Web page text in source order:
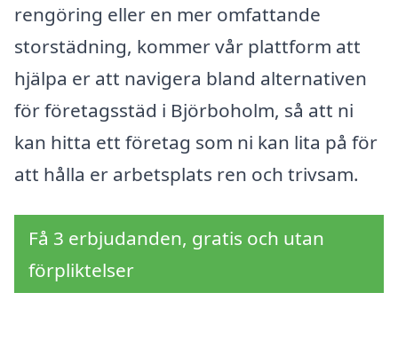
rengöring eller en mer omfattande
storstädning, kommer vår plattform att
hjälpa er att navigera bland alternativen
för företagsstäd i Björboholm, så att ni
kan hitta ett företag som ni kan lita på för
att hålla er arbetsplats ren och trivsam.
Få 3 erbjudanden, gratis och utan
förpliktelser